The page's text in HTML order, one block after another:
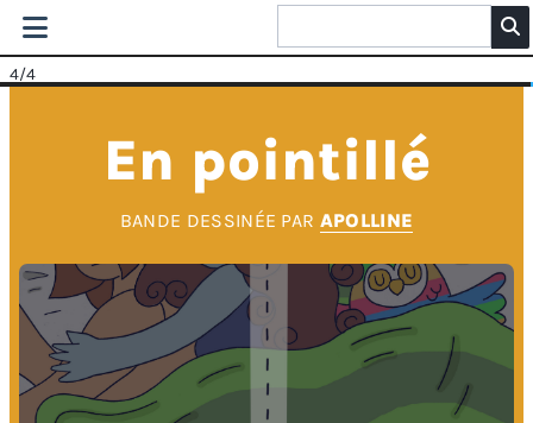
4/4
En pointillé
BANDE DESSINÉE PAR APOLLINE